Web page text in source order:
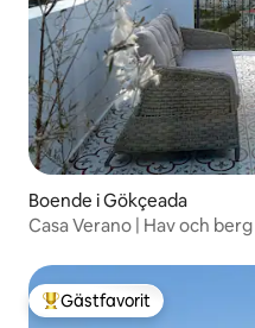
Boende i Gökçeada
Populär gästfavorit
Gästfavorit